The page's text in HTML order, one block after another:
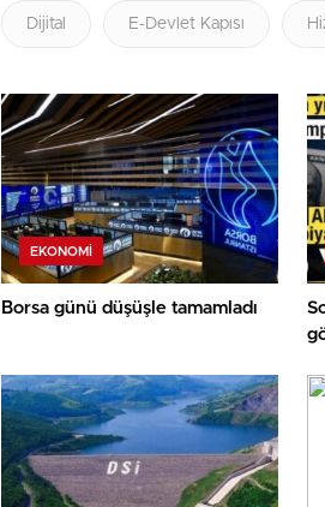
Dijital E-Devlet Kapısı
EKONOMI
Borsa günü düşüşle tamamladı